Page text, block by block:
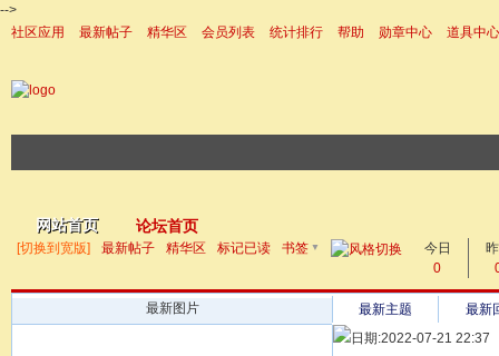
-->
社区应用
最新帖子 精华区 会员列表 统计排行 帮助 勋章中心
道具中心
网站首页 论坛首页
帖子
[切换到宽版] 最新帖子 精华区 标记已读 书签 ▼
今日
0
最新图片 最新主题
最新
日期:2022-07-21 22:37